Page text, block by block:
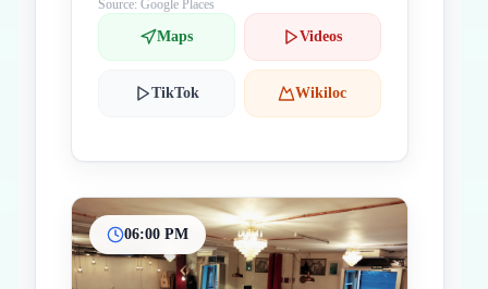
Source: Google Places
Maps Videos
TikTok Wikiloc
06:00 PM